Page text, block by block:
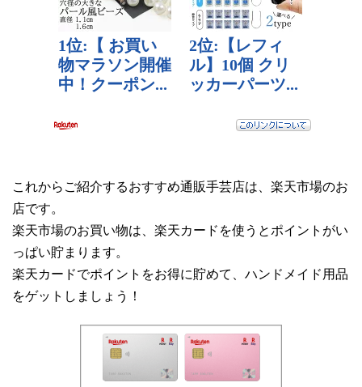
これからご紹介するおすすめ通販手芸店は、楽天市場のお
店です。
楽天市場のお買い物は、楽天カードを使うとポイントがい
っぱい貯まります。
楽天カードでポイントをお得に貯めて、ハンドメイド用品
をゲットしましょう！